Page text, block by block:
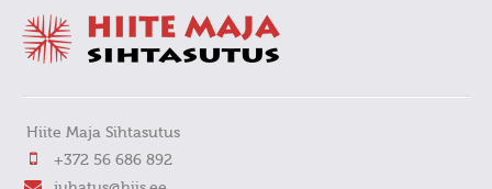
Hiite Maja Sihtasutus
+372 56 686 892